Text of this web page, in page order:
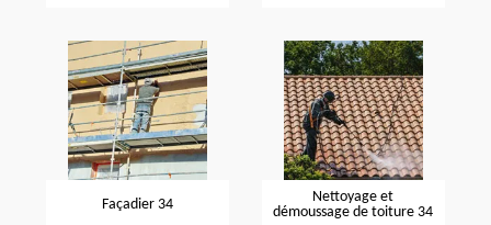
Façadier 34
Nettoyage et
démoussage de toiture 34